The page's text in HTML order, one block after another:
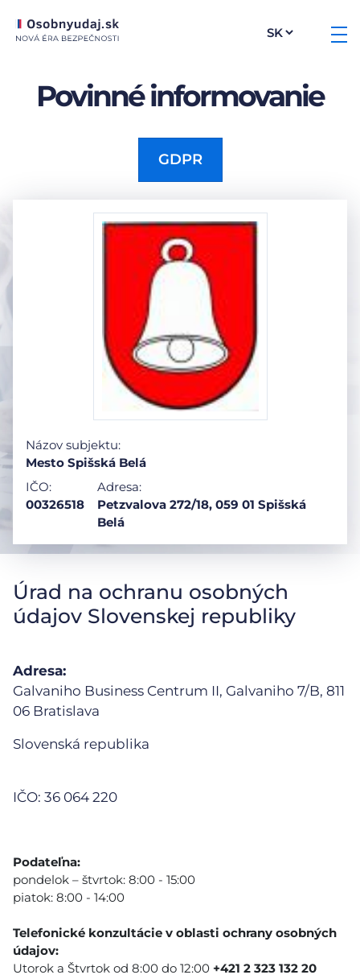
Povinné informovanie
GDPR
Názov subjektu:
Mesto Spišská Belá
IČO:
00326518
Adresa:
Petzvalova 272/18, 059 01 Spišská
Belá
Úrad na ochranu osobných
údajov Slovenskej republiky
Adresa:
Galvaniho Business Centrum II, Galvaniho 7/B, 811
06 Bratislava
Slovenská republika
IČO: 36 064 220
Podateľna:
pondelok – štvrtok: 8:00 - 15:00
piatok: 8:00 - 14:00
Telefonické konzultácie v oblasti ochrany osobných
údajov:
Utorok a Štvrtok od 8:00 do 12:00 +421 2 323 132 20